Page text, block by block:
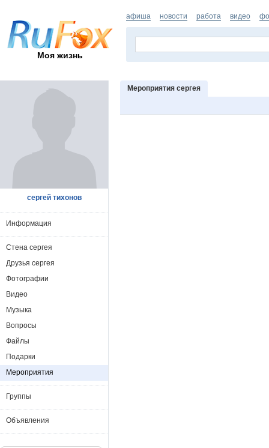
Моя жизнь
афиша новости работа видео
Мероприятия сергея
сергей тихонов
Информация
Стена сергея
Друзья сергея
Фотографии
Видео
Музыка
Вопросы
Файлы
Подарки
Мероприятия
Группы
Объявления